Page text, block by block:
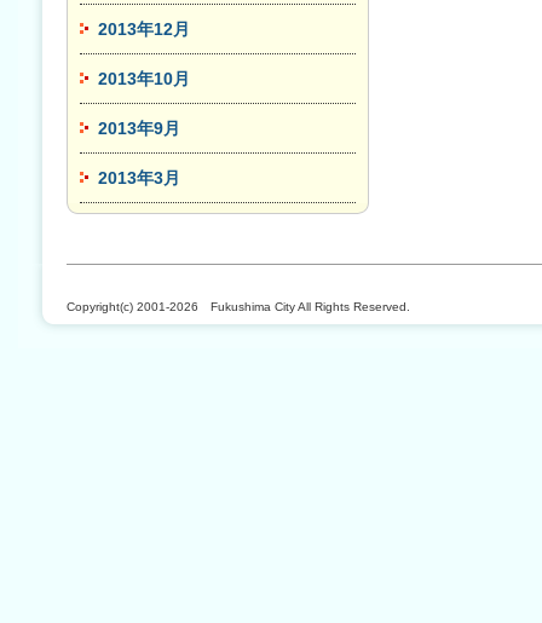
2013年12月
2013年10月
2013年9月
2013年3月
Copyright(c) 2001-2026 Fukushima City All Rights Reserved.